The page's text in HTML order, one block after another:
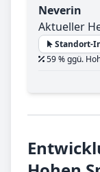
Neverin
Aktueller
Standort-
59 % ggü.